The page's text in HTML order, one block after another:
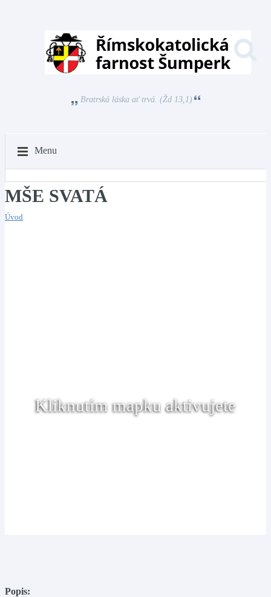
Bratrská láska ať trvá. (Žd 13,1)
Menu
MŠE SVATÁ
Úvod
Kliknutím mapku aktivujete
Popis: